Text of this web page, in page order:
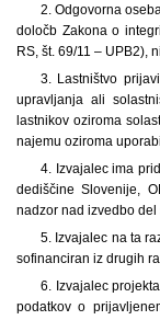
2. Odgovorna
določb Zakona o
RS, št. 69/11 – UPB2),
3. Lastništvo
upravljanja ali
lastnikov oziroma
najemu oziroma
4. Izvajalec ima
dediščine Slovenije,
nadzor nad izvedbo del
5. Izvajalec na ta
sofinanciran iz drugih
6. Izvajalec
podatkov o